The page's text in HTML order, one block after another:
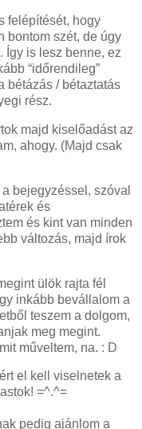
felépítését, hogy
bontom szét, de úgy
Így is lesz benne, ez
“időrendileg”
bétázás / bétaztatás
rész.
majd kiselőadást az
ahogy. (Majd csak
bejegyzéssel, szóval
és
és kint van minden
változás, majd írok
ülök rajta fél
inkább bevállalom a
teszem a dolgom,
meg megint.
műveltem, na. : D
el kell viselnetek a
=^.^=
pedig ajánlom a